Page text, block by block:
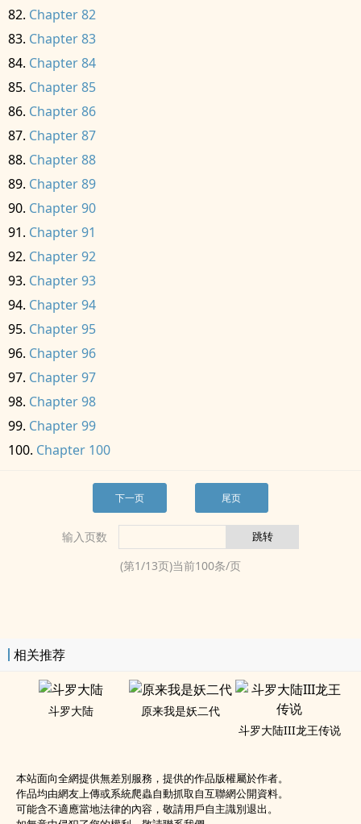
Chapter 82
Chapter 83
Chapter 84
Chapter 85
Chapter 86
Chapter 87
Chapter 88
Chapter 89
Chapter 90
Chapter 91
Chapter 92
Chapter 93
Chapter 94
Chapter 95
Chapter 96
Chapter 97
Chapter 98
Chapter 99
Chapter 100
下一页 尾页
输入页数
(第1/13页)当前100条/页
相关推荐
斗罗大陆
原来我是妖二代
斗罗大陆III龙王传说
本站面向全網提供無差別服務，提供的作品版權屬於作者。
作品均由網友上傳或系統爬蟲自動抓取自互聯網公開資料。
可能含不適應當地法律的內容，敬請用戶自主識別退出。